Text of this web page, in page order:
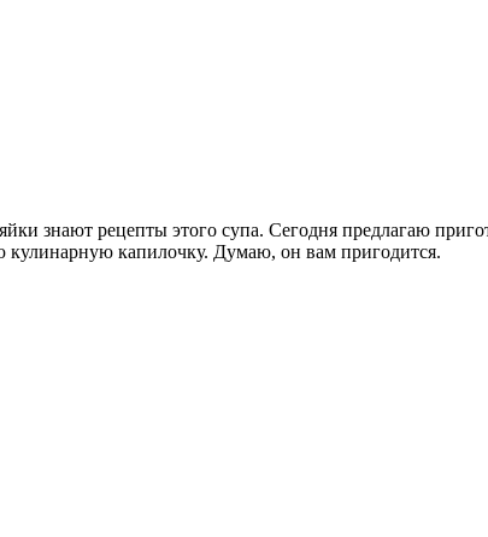
знают рецепты этого супа. Сегодня предлагаю
кулинарную капилочку. Думаю, он вам пригодится.